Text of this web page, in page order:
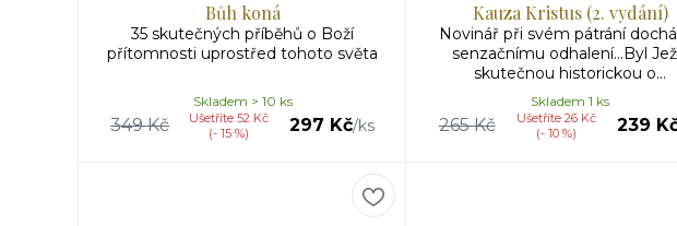
Bůh koná
35 skutečných příběhů o Boží
přítomnosti uprostřed tohoto světa
349 Kč
Ušetříte 52 Kč
(- 15 %)
297 Kč/ks
Skladem > 10 ks
Kauza Kristus (2. vydání)
Novinář při svém pátrání
senzačnímu odhalení...Byl
skutečnou historickou o...
265 Kč
Ušetříte 26 Kč
(- 10 %)
239
Skladem 1 ks